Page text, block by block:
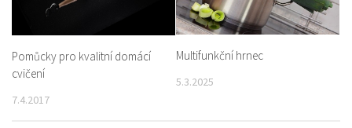
Pomůcky pro kvalitní domácí
cvičení
7.4.2017
Multifunkční hrnec
5.3.2025